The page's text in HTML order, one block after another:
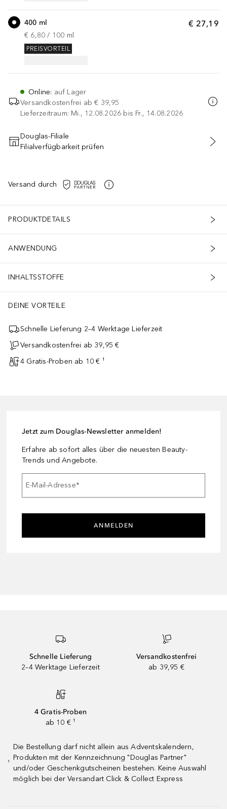
€ 27,19
400 ml
€ 6,80 / 100 ml
PREISVORTEIL
Online: auf Lager
Versandkostenfrei ab € 39,95
Lieferzeitraum: Mi., 12.08.2026 bis Fr., 14.08.2026
IN DEN WARENKORB
Douglas-Filiale
Filialverfügbarkeit prüfen
Versand durch
PRODUKTDETAILS
ANWENDUNG
INHALTSSTOFFE
DEINE VORTEILE
Schnelle Lieferung 2–4 Werktage Lieferzeit
Versandkostenfrei ab 39,95 €
4 Gratis-Proben ab 10 € ¹
Jetzt zum Douglas-Newsletter anmelden!
Erfahre ab sofort alles über die neuesten Beauty-
Trends und Angebote.
E-Mail-Adresse*
ANMELDEN
Schnelle Lieferung
2–4 Werktage Lieferzeit
Versandkostenfrei
ab 39,95 €
4 Gratis-Proben
ab 10 € ¹
¹
Die Bestellung darf nicht allein aus Adventskalendern,
Produkten mit der Kennzeichnung "Douglas Partner"
und/oder Geschenkgutscheinen bestehen. Keine Auswahl
möglich bei der Versandart Click & Collect Express